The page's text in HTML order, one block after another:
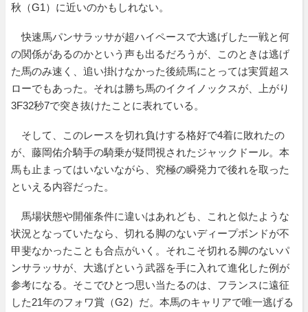
秋（G1）に近いのかもしれない。
快速馬パンサラッサが超ハイペースで大逃げした一戦と何
の関係があるのかという声も出るだろうが、このときは逃げ
た馬のみ速く、追い掛けなかった後続馬にとっては実質超ス
ローでもあった。それは勝ち馬のイクイノックスが、上がり
3F32秒7で突き抜けたことに表れている。
そして、このレースを切れ負けする格好で4着に敗れたの
が、藤岡佑介騎手の騎乗が疑問視されたジャックドール。本
馬も止まってはいないながら、究極の瞬発力で後れを取った
といえる内容だった。
馬場状態や開催条件に違いはあれども、これと似たような
状況となっていたなら、切れる脚のないディープボンドが不
甲斐なかったことも合点がいく。それこそ切れる脚のないパ
ンサラッサが、大逃げという武器を手に入れて進化した例が
参考になる。そこでひとつ思い当たるのは、フランスに遠征
した21年のフォワ賞（G2）だ。本馬のキャリアで唯一逃げる